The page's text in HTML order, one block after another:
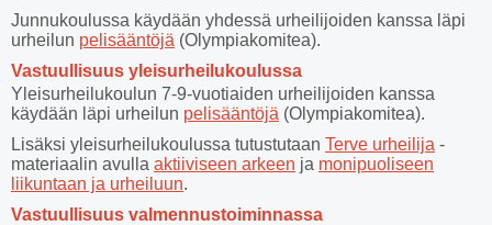
Junnukoulussa käydään yhdessä urheilijoiden kanssa läpi
urheilun pelisääntöjä (Olympiakomitea).
Vastuullisuus yleisurheilukoulussa
Yleisurheilukoulun 7-9-vuotiaiden urheilijoiden kanssa
käydään läpi urheilun pelisääntöjä (Olympiakomitea).
Lisäksi yleisurheilukoulussa tutustutaan Terve urheilija -
materiaalin avulla aktiiviseen arkeen ja monipuoliseen
liikuntaan ja urheiluun.
Vastuullisuus valmennustoiminnassa